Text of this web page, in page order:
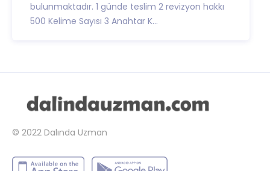
bulunmaktadır. 1 günde teslim 2 revizyon hakkı
500 Kelime Sayısı 3 Anahtar K...
© 2022 Dalında Uzman